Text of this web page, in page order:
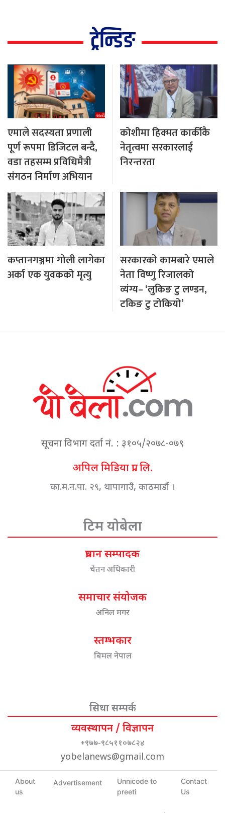
ट्रेन्डिङ
एमाले सदस्यता प्रणाली
पूर्ण रूपमा डिजिटल बन्दै,
वडा तहसम्म प्रविधिमैत्री
संगठन निर्माण अभियान
कोशीमा हिक्मत कार्कीकै
नेतृत्वमा सरकारलाई
निरन्तरता
कप्तानगञ्जमा गोली लागेका
अर्का एक युवकको मृत्यु
सरकारको कामबारे एमाले
नेता विष्णु रिजालको
व्यंग्य– ‘लुकिङ टु लण्डन,
टकिङ टु टोकियो’
सूचना विभाग दर्ता नं. : ३१०५/२०७८-०७९
अपिल मिडिया प्रा. लि.
का.म.न.पा. २९, थापागाउँ, काठमाडौं ।
टिम योबेला
प्रधान सम्पादक
चेतन अधिकारी
समाचार संयोजक
अनिल मगर
स्तम्भकार
बिमल नेपाल
सिधा सम्पर्क
व्यवस्थापन / विज्ञापन
+९७७-९८५११०७८२४
yobelanews@gmail.com
About
us
Advertisement
Unnicode to
preeti
Contact
Us